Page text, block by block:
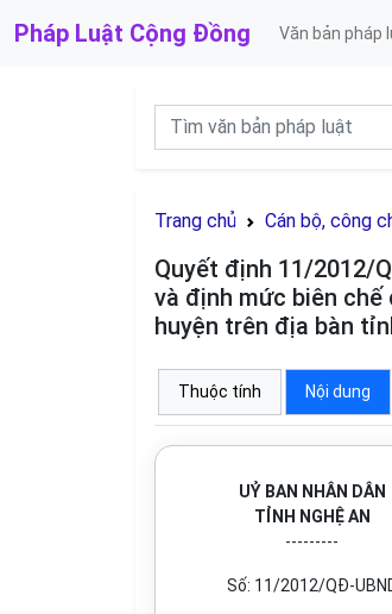
Pháp Luật Cộng Đồng Văn bản pháp
Trang chủ Cán bộ, công
Quyết định 11/2012/
và định mức biên chế
huyện trên địa bàn
Thuộc tính Nội dung
UỶ BAN NHÂN DÂN
TỈNH NGHỆ AN
---------
Số: 11/2012/QĐ-